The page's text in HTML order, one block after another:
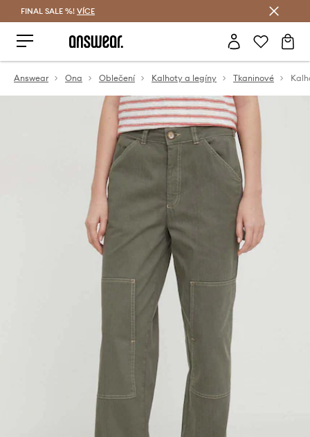
FINAL SALE %! VÍCE
Answear Ona Oblečení Kalhoty a legíny Tkaninové